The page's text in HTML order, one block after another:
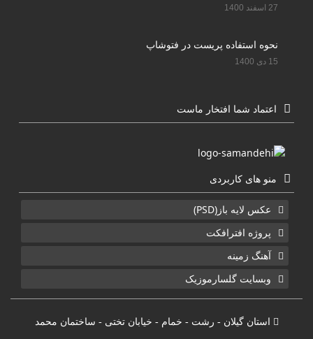
27 اسفند 1400
نحوه استفاده پریست در فتوشاپ
15 دی 1400
اعتماد شما افتخار ماست
منو های کاربردی
عکس لایه باز(PSD)
پروژه افترافکت
آهنگ زمینه
وبسایت گلسارموزیک
استان گیلان - رشت - خمام - خیابان تختی - ساختمان محمد